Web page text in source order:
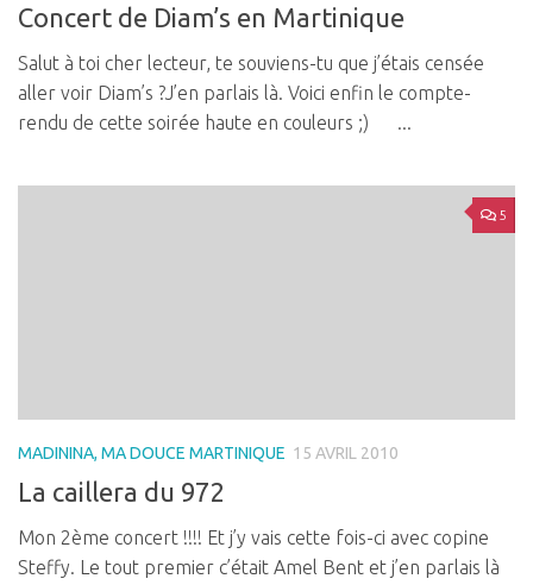
Concert de Diam’s en Martinique
Salut à toi cher lecteur, te souviens-tu que j’étais censée
aller voir Diam’s ?J’en parlais là. Voici enfin le compte-
rendu de cette soirée haute en couleurs ;) ...
5
MADININA, MA DOUCE MARTINIQUE 15 AVRIL 2010
La caillera du 972
Mon 2ème concert !!!! Et j’y vais cette fois-ci avec copine
Steffy. Le tout premier c’était Amel Bent et j’en parlais là